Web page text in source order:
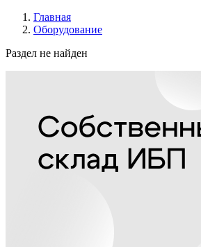
Главная
Оборудование
Раздел не найден